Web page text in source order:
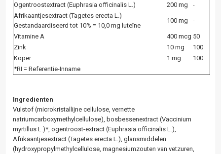
Ogentroostextract (Euphrasia officinalis L.)
200 mg
-
Afrikaantjesextract (Tagetes erecta L.)
Gestandaardiseerd tot 10% = 10,0 mg luteïne
100 mg -
Vitamine A 400 mcg 50
Zink
10 mg
100
Koper
1 mg
100
*RI = Referentie-Inname
Ingredienten
Vulstof (microkristallijne cellulose, vernette
natriumcarboxymethylcellulose), bosbessenextract (Vaccinium
myrtillus L.)*, ogentroost-extract (Euphrasia officinalis L.),
Afrikaantjesextract (Tagetes erecta L.), glansmiddelen
(hydroxypropylmethylcellulose, magnesiumzouten van vetzuren,